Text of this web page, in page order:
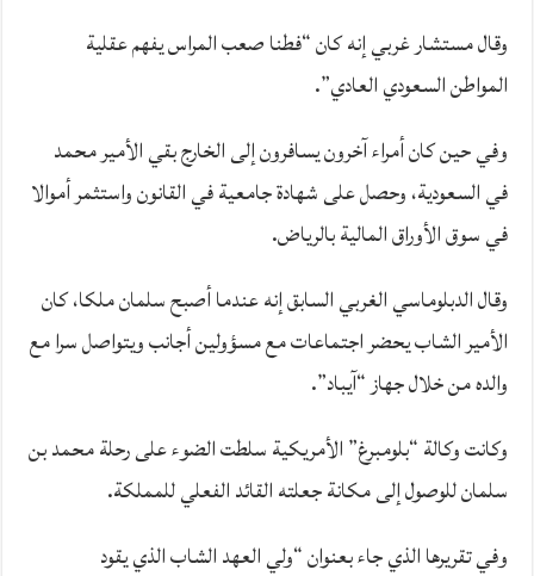
وقال مستشار غربي إنه كان “فطنا صعب المراس يفهم عقلية
المواطن السعودي العادي”.
وفي حين كان أمراء آخرون يسافرون إلى الخارج بقي الأمير محمد
في السعودية، وحصل على شهادة جامعية في القانون واستثمر أموالا
في سوق الأوراق المالية بالرياض.
وقال الدبلوماسي الغربي السابق إنه عندما أصبح سلمان ملكا، كان
الأمير الشاب يحضر اجتماعات مع مسؤولين أجانب ويتواصل سرا مع
والده من خلال جهاز “آيباد”.
وكانت وكالة “بلومبرغ” الأمريكية سلطت الضوء على رحلة محمد بن
سلمان للوصول إلى مكانة جعلته القائد الفعلي للمملكة.
وفي تقريرها الذي جاء بعنوان “ولي العهد الشاب الذي يقود